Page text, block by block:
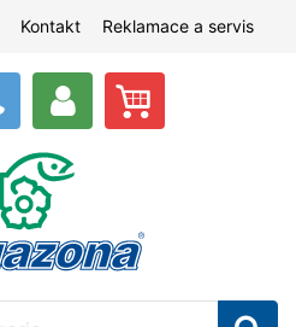
Kontakt Reklamace a servis